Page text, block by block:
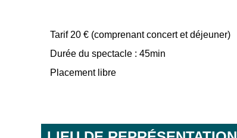
Tarif 20 € (comprenant concert et déjeuner)
Durée du spectacle : 45min
Placement libre